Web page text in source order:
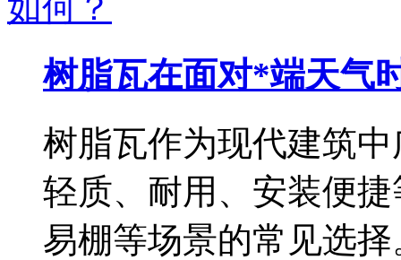
树脂瓦在面对*端天气
树脂瓦作为现代建筑
轻质、耐用、安装便
易棚等场景的常见选